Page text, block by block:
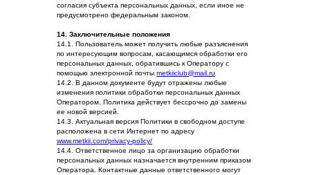
согласия субъекта персональных данных, если иное не
предусмотрено федеральным законом.
14. Заключительные положения
14.1. Пользователь может получить любые разъяснения
по интересующим вопросам, касающимся обработки его
персональных данных, обратившись к Оператору с
помощью электронной почты metkiiclub@mail.ru
14.2. В данном документе будут отражены любые
изменения политики обработки персональных данных
Оператором. Политика действует бессрочно до замены
ее новой версией.
14.3. Актуальная версия Политики в свободном доступе
расположена в сети Интернет по адресу
www.metkii.com/privacy-policy/
14.4. Ответственное лицо за организацию обработки
персональных данных назначается внутренним приказом
Оператора. Контактные данные ответственного могут